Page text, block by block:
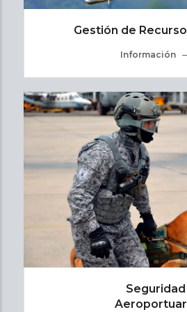
Gestión de
Información
Seguridad